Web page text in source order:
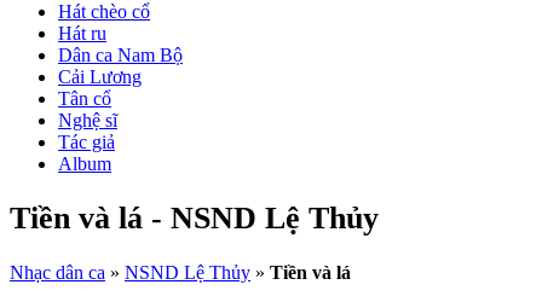
Hát chèo cổ
Hát ru
Dân ca Nam Bộ
Cải Lương
Tân cổ
Nghệ sĩ
Tác giả
Album
Tiền và lá - NSND Lệ Thủy
Nhạc dân ca » NSND Lệ Thủy » Tiền và lá